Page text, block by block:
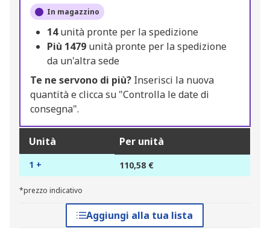
In magazzino
14unità pronte per la spedizione
Più 1479 unità pronte per la spedizione
da un'altra sede
Te ne servono di più? Inserisci la nuova
quantità e clicca su "Controlla le date di
consegna".
Unità Per unità
1 + 110,58 €
*prezzo indicativo
Aggiungi alla tua lista